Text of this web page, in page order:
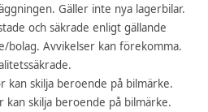
Gäller inte nya lagerbilar.
och säkrade enligt gällande
bolag. Avvikelser kan förekomma.
kan skilja beroende på bilmärke.
kan skilja beroende på bilmärke.